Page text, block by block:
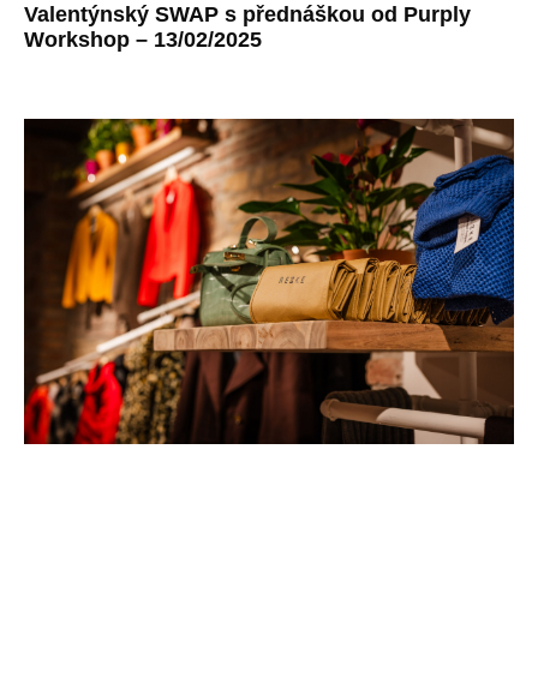
Valentýnský SWAP s přednáškou od Purply
Workshop – 13/02/2025